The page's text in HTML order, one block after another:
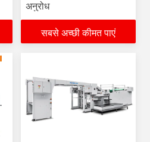
अनुरोध
सबसे अच्छी कीमत पाएं